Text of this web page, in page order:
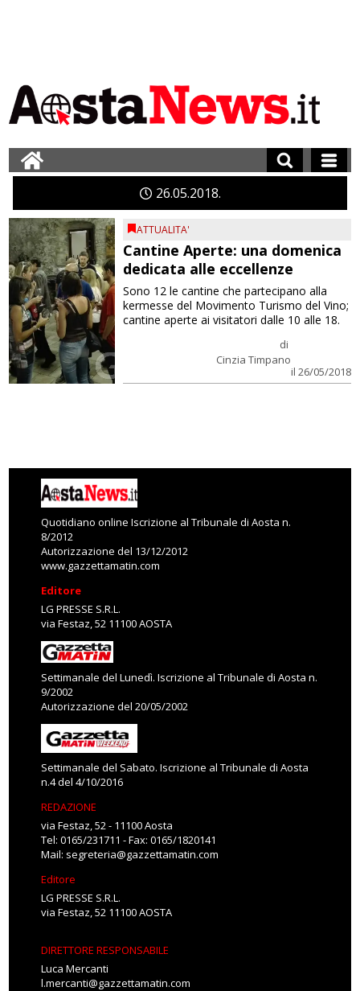
2605 2018
ATTUALITA'
Cantine Aperte: una domenica
dedicata alle eccellenze
di
Cinzia Timpano
il 26/05/2018
Sono 12 le cantine che partecipano alla
kermesse del Movimento Turismo del Vino;
cantine aperte ai visitatori dalle 10 alle 18.
Quotidiano online Iscrizione al Tribunale di Aosta n.
8/2012
Autorizzazione del 13/12/2012
www.gazzettamatin.com
Editore
LG PRESSE S.R.L.
via Festaz, 52 11100 AOSTA
Settimanale del Lunedì. Iscrizione al Tribunale di Aosta n.
9/2002
Autorizzazione del 20/05/2002
Settimanale del Sabato. Iscrizione al Tribunale di Aosta
n.4 del 4/10/2016
REDAZIONE
via Festaz, 52 - 11100 Aosta
Tel: 0165/231711 - Fax: 0165/1820141
Mail: segreteria@gazzettamatin.com
Editore
LG PRESSE S.R.L.
via Festaz, 52 11100 AOSTA
DIRETTORE RESPONSABILE
Luca Mercanti
l.mercanti@gazzettamatin.com